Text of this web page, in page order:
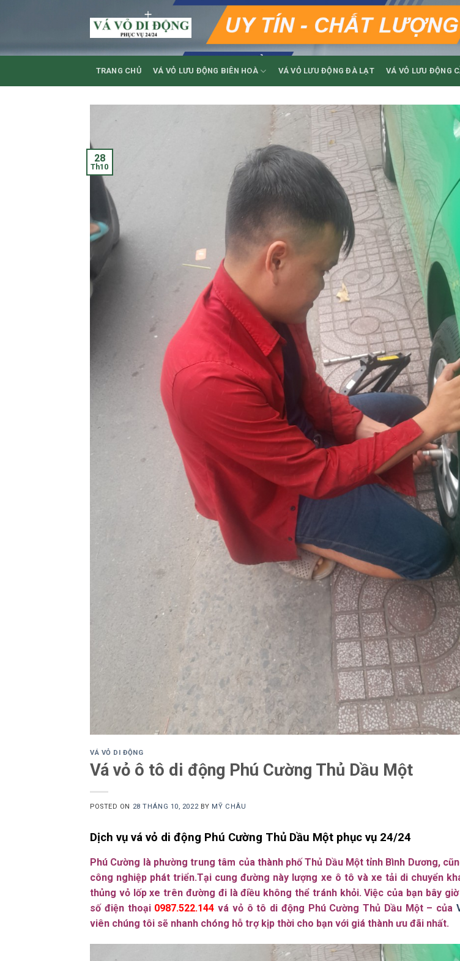
TRANG CHỦ VÁ VỎ LƯU ĐỘNG BIÊN HOÀ VÁ VỎ LƯU ĐỘNG ĐÀ LẠT VÁ VỎ LƯU ĐỘNG
28
Th10
VÁ VỎ DI ĐỘNG
Vá vỏ ô tô di động Phú Cường Thủ Dầu Một
POSTED ON 28 THÁNG 10, 2022 BY MỸ CHÂU
Dịch vụ vá vỏ di động Phú Cường Thủ Dầu Một phục vụ 24/24
Phú Cường là phường trung tâm của thành phố Thủ Dầu Một tỉnh Bình Dương,
công nghiệp phát triển.Tại cung đường này lượng xe ô tô và xe tải di chuyển
thủng vỏ lốp xe trên đường đi là điều không thể tránh khỏi. Việc của bạn bây
số điện thoại 0987.522.144 vá vỏ ô tô di động Phú Cường Thủ Dầu Một – của
viên chúng tôi sẽ nhanh chóng hỗ trợ kịp thời cho bạn với giá thành ưu đãi nhất.